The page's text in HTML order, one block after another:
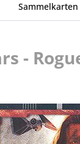
Sammelkarten
-